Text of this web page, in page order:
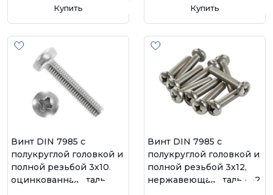
Купить Купить
Винт DIN 7985 с
полукруглой головкой и
полной резьбой 3х10,
оцинкованная сталь
Винт DIN 7985 с
полукруглой головкой и
полной резьбой 3х12,
нержавеющая сталь А-2